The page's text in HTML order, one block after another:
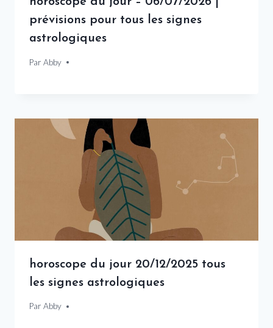
prévisions pour tous les signes
astrologiques
Par Abby
6 juillet 2026
horoscope du jour 20/12/2025 tous
les signes astrologiques
Par Abby
20 décembre 2025